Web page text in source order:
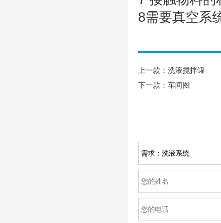
8需要真空系
上一款： 洗液搅拌罐
下一款： 车间图